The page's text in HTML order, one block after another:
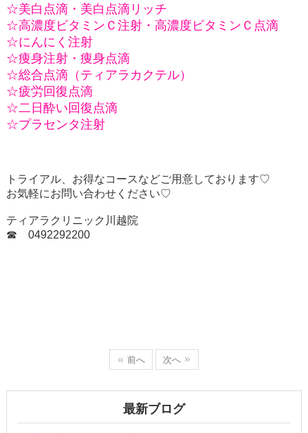
☆美白点滴・美白点滴リッチ
☆高濃度ビタミンＣ注射・高濃度ビタミンＣ点滴
☆にんにく注射
☆痩身注射・痩身点滴
☆総合点滴（ティアラカクテル）
☆疲労回復点滴
☆二日酔い回復点滴
☆プラセンタ注射
トライアル、お得なコースなどご用意しております♡
お気軽にお問い合わせください♡
ティアラクリニック川越院
☎ 0492292200
前へ 次へ
最新ブログ